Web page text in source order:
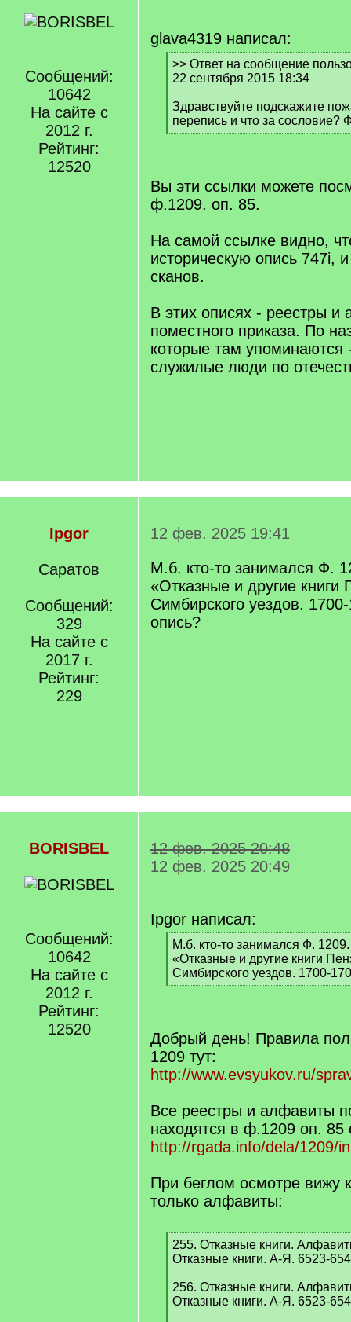
Сообщений:
10642
На сайте с
2012 г.
Рейтинг:
12520
glava4319 написал:
[
q
>> Ответ на сообщение
22 сентября 2015 18:34
Здравствуйте подскажите
перепись и что за сословие?
[
Вы эти ссылки можете
ф.1209. оп. 85.
На самой ссылке видно,
историческую опись 747i,
сканов.
В этих описях - реестры и
поместного приказа. По
которые там упоминаются
служилые люди по
Ipgor
Саратов
Сообщений:
329
На сайте с
2017 г.
Рейтинг:
229
12 фев. 2025 19:41
М.б. кто-то занимался Ф.
«Отказные и другие книги
Симбирского уездов.
опись?
BORISBEL
Сообщений:
10642
На сайте с
2012 г.
Рейтинг:
12520
12 фев. 2025 20:48
12 фев. 2025 20:49
Ipgor написал:
[
q
]
М.б. кто-то занимался Ф.
«Отказные и другие книги
Симбирского уездов. 1700-
[
]
Добрый день! Правила
1209 тут:
http://www.evsyukov.ru/
Все реестры и алфавиты
находятся в ф.1209 оп. 85
http://rgada.info/dela/1209/
При беглом осмотре вижу
только алфавиты:
[
q
255. Отказные книги.
Отказные книги. А-Я. 6523-
256. Отказные книги.
Отказные книги. А-Я. 6523-